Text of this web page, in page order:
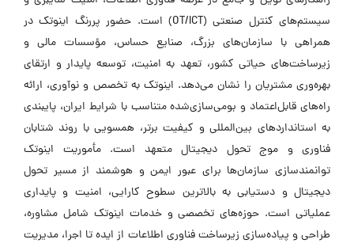
سیستم‌های کنترل صنعتی (OT/ICT) است. حضور پررنگ اینوتک در
همراهی با سازمان‌های بزرگ، صنایع حساس، مؤسسات مالی و
زیرساخت‌های حیاتی کشور، تعهد به امنیت، توسعه پایدار و ارتقای
بهره‌وری مشتریان را نشان می‌دهد. اینوتک به تخصص و نوآوری، ارائه
راه‌های قابل‌اعتماد و بومی‌سازی‌شده متناسب با شرایط ایران، پایبندی
به استانداردهای بین‌المللی و کیفیت برتر، همسویی با روند شتابان
فناوری و موج تحول دیجیتال متعهد است. مأموریت اینوتک
توانمندسازی سازمان‌ها برای عبور ایمن و هوشمند از مسیر تحول
دیجیتال و دستیابی به بالاترین سطوح کارایی، امنیت و پایداری
عملیاتی است. حوزه‌های تخصصی و خدمات اینوتک شامل مشاوره،
طراحی و پیاده‌سازی زیرساخت فناوری اطلاعات از ایده تا اجرا، مدیریت